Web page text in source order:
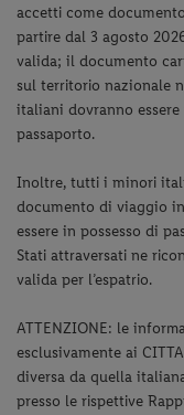
accetti come
partire dal 3 agosto
valida; il documento
sul territorio nazionale
italiani dovranno
passaporto.
Inoltre, tutti i minori
documento di viaggio
essere in possesso di
Stati attraversati ne
valida per l’espatrio.
ATTENZIONE: le
esclusivamente ai
diversa da quella
presso le rispettive